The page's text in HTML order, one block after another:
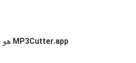
MP3Cutter.app